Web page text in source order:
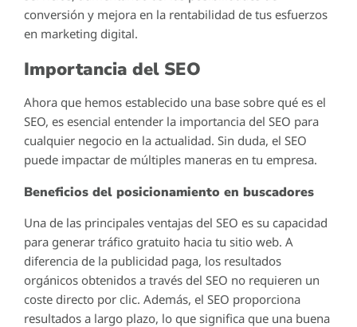
conversión y mejora en la rentabilidad de tus esfuerzos
en marketing digital.
Importancia del SEO
Ahora que hemos establecido una base sobre qué es el
SEO, es esencial entender la importancia del SEO para
cualquier negocio en la actualidad. Sin duda, el SEO
puede impactar de múltiples maneras en tu empresa.
Beneficios del posicionamiento en buscadores
Una de las principales ventajas del SEO es su capacidad
para generar tráfico gratuito hacia tu sitio web. A
diferencia de la publicidad paga, los resultados
orgánicos obtenidos a través del SEO no requieren un
coste directo por clic. Además, el SEO proporciona
resultados a largo plazo, lo que significa que una buena